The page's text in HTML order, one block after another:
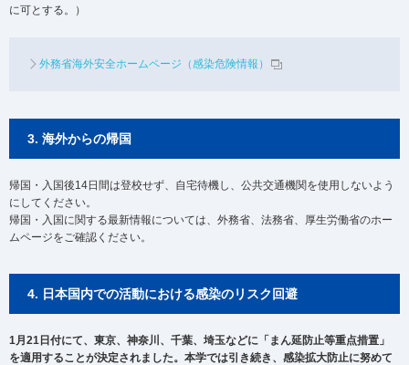
に可とする。）
外務省海外安全ホームページ（感染危険情報）
3. 海外からの帰国
帰国・入国後14日間は登校せず、自宅待機し、公共交通機関を使用しないよう
にしてください。
帰国・入国に関する最新情報については、外務省、法務省、厚生労働省のホー
ムページをご確認ください。
4. 日本国内での活動における感染のリスク回避
1月21日付にて、東京、神奈川、千葉、埼玉などに「まん延防止等重点措置」
を適用することが決定されました。本学では引き続き、感染拡大防止に努めて